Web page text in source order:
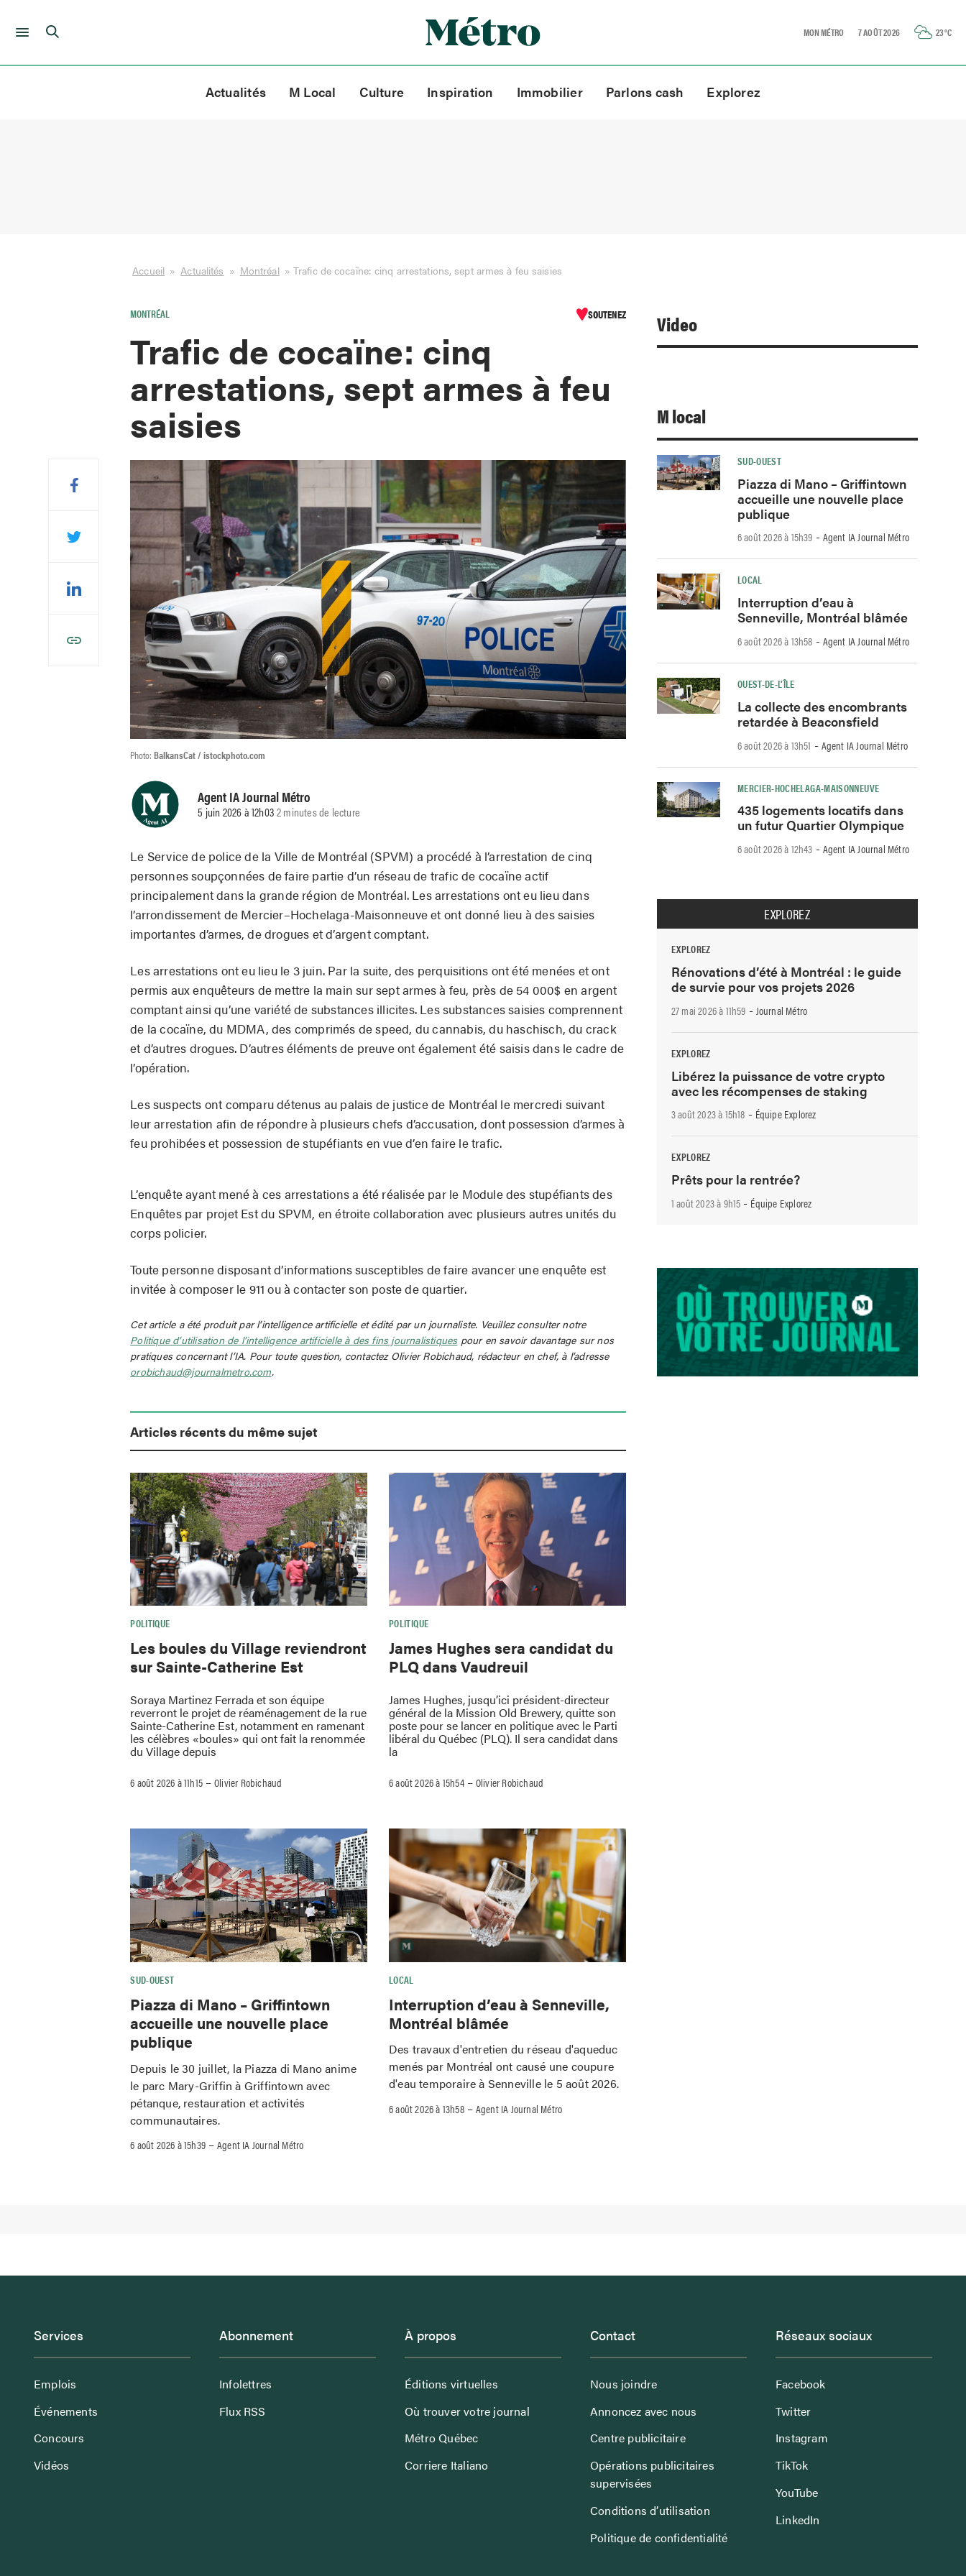
Skip
MON MÉTRO 7 AOÛT 2026 23°C
Actualités M Local Culture Inspiration Immobilier Parlons cash Explorez
Accueil » Actualités » Montréal »Trafic de cocaïne: cinq arrestations, sept armes à feu saisies
MONTRÉAL SOUTENEZ
Trafic de cocaïne: cinq
arrestations, sept armes à feu
saisies
Photo:BalkansCat / istockphoto.com
Agent IA Journal Métro
5 juin 2026 à 12h032 minutes de lecture
Le Service de police de la Ville de Montréal (SPVM) a procédé à l’arrestation de cinq
personnes soupçonnées de faire partie d’un réseau de trafic de cocaïne actif
principalement dans la grande région de Montréal. Les arrestations ont eu lieu dans
l’arrondissement de Mercier–Hochelaga-Maisonneuve et ont donné lieu à des saisies
importantes d’armes, de drogues et d’argent comptant.
Les arrestations ont eu lieu le 3 juin. Par la suite, des perquisitions ont été menées et ont
permis aux enquêteurs de mettre la main sur sept armes à feu, près de 54 000$ en argent
comptant ainsi qu’une variété de substances illicites. Les substances saisies comprennent
de la cocaïne, du MDMA, des comprimés de speed, du cannabis, du haschisch, du crack
et d’autres drogues. D’autres éléments de preuve ont également été saisis dans le cadre de
l’opération.
Les suspects ont comparu détenus au palais de justice de Montréal le mercredi suivant
leur arrestation afin de répondre à plusieurs chefs d’accusation, dont possession d’armes à
feu prohibées et possession de stupéfiants en vue d’en faire le trafic.
L’enquête ayant mené à ces arrestations a été réalisée par le Module des stupéfiants des
Enquêtes par projet Est du SPVM, en étroite collaboration avec plusieurs autres unités du
corps policier.
Toute personne disposant d’informations susceptibles de faire avancer une enquête est
invitée à composer le 911 ou à contacter son poste de quartier.
Cet article a été produit par l’intelligence artificielle et édité par un journaliste. Veuillez consulter notre
Politique d’utilisation de l’intelligence artificielle à des fins journalistiquespour en savoir davantage sur nos
pratiques concernant l’IA. Pour toute question, contactez Olivier Robichaud, rédacteur en chef, à l’adresse
orobichaud@journalmetro.com.
Articles récents du même sujet
POLITIQUE
Les boules du Village reviendront
sur Sainte-Catherine Est
Soraya Martinez Ferrada et son équipe
reverront le projet de réaménagement de la rue
Sainte-Catherine Est, notamment en ramenant
les célèbres «boules» qui ont fait la renommée
du Village depuis
6 août 2026 à 11h15 –Olivier Robichaud
POLITIQUE
James Hughes sera candidat du
PLQ dans Vaudreuil
James Hughes, jusqu’ici président-directeur
général de la Mission Old Brewery, quitte son
poste pour se lancer en politique avec le Parti
libéral du Québec (PLQ). Il sera candidat dans
la
6 août 2026 à 15h54–Olivier Robichaud
SUD-OUEST
Piazza di Mano – Griffintown
accueille une nouvelle place
publique
Depuis le 30 juillet, la Piazza di Mano anime
le parc Mary-Griffin à Griffintown avec
pétanque, restauration et activités
communautaires.
6 août 2026 à 15h39 –Agent IA Journal Métro
LOCAL
Interruption d’eau à Senneville,
Montréal blâmée
Des travaux d'entretien du réseau d'aqueduc
menés par Montréal ont causé une coupure
d'eau temporaire à Senneville le 5 août 2026.
6 août 2026 à 13h58–Agent IA Journal Métro
Video
M local
SUD-OUEST
Piazza di Mano – Griffintown
accueille une nouvelle place
publique
6 août 2026 à 15h39 -Agent IA Journal Métro
LOCAL
Interruption d’eau à
Senneville, Montréal blâmée
6 août 2026 à 13h58 -Agent IA Journal Métro
OUEST-DE-L’ÎLE
La collecte des encombrants
retardée à Beaconsfield
6 août 2026 à 13h51 -Agent IA Journal Métro
MERCIER-HOCHELAGA-MAISONNEUVE
435 logements locatifs dans
un futur Quartier Olympique
6 août 2026 à 12h43 -Agent IA Journal Métro
EXPLOREZ
EXPLOREZ
Rénovations d’été à Montréal : le guide
de survie pour vos projets 2026
27 mai 2026 à 11h59 - Journal Métro
EXPLOREZ
Libérez la puissance de votre crypto
avec les récompenses de staking
3 août 2023 à 15h18 - Équipe Explorez
EXPLOREZ
Prêts pour la rentrée?
1 août 2023 à 9h15 - Équipe Explorez
Services
Emplois
Événements
Concours
Vidéos
Abonnement
Infolettres
Flux RSS
À propos
Éditions virtuelles
Où trouver votre journal
Métro Québec
Corriere Italiano
Contact
Nous joindre
Annoncez avec nous
Centre publicitaire
Opérations publicitaires
supervisées
Conditions d’utilisation
Politique de confidentialité
Réseaux sociaux
Facebook
Twitter
Instagram
TikTok
YouTube
LinkedIn